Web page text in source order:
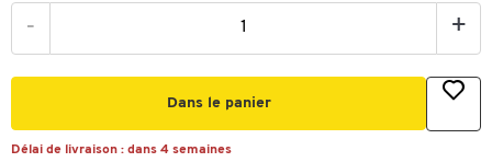
- +
Dans le panier
Délai de livraison : dans 4 semaines